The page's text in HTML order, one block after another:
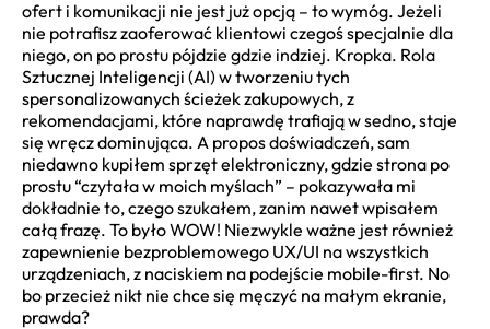
ofert i komunikacji nie jest już opcją – to wymóg. Jeżeli
nie potrafisz zaoferować klientowi czegoś specjalnie dla
niego, on po prostu pójdzie gdzie indziej. Kropka. Rola
Sztucznej Inteligencji (AI) w tworzeniu tych
spersonalizowanych ścieżek zakupowych, z
rekomendacjami, które naprawdę trafiają w sedno, staje
się wręcz dominująca. A propos doświadczeń, sam
niedawno kupiłem sprzęt elektroniczny, gdzie strona po
prostu “czytała w moich myślach” – pokazywała mi
dokładnie to, czego szukałem, zanim nawet wpisałem
całą frazę. To było WOW! Niezwykle ważne jest również
zapewnienie bezproblemowego UX/UI na wszystkich
urządzeniach, z naciskiem na podejście mobile-first. No
bo przecież nikt nie chce się męczyć na małym ekranie,
prawda?